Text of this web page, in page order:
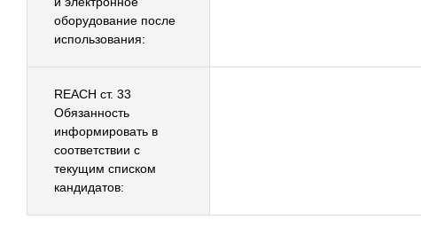
оборудование после
использования:
REACH ст. 33
Обязанность
информировать в
соответствии с
текущим списком
кандидатов: